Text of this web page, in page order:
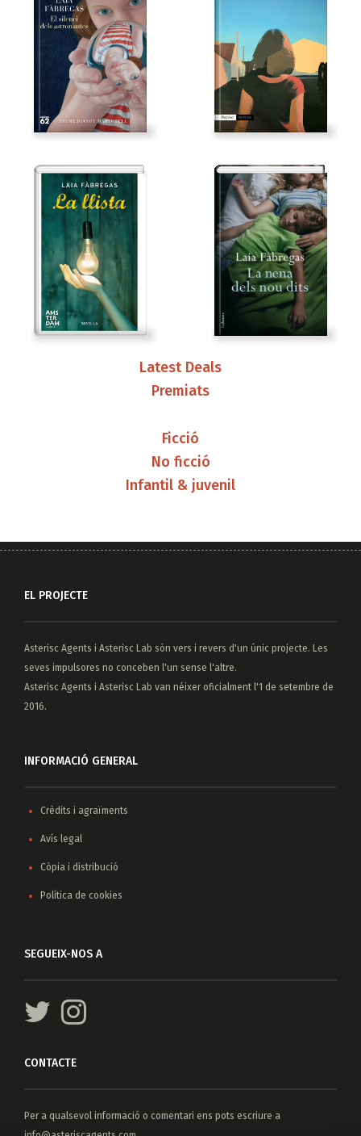
Latest Deals
Premiats
Ficció
No ficció
Infantil & juvenil
EL PROJECTE
Asterisc Agents i Asterisc Lab són vers i revers d'un únic projecte. Les
seves impulsores no conceben l'un sense l'altre.
Asterisc Agents i Asterisc Lab van néixer oficialment l'1 de setembre de
2016.
INFORMACIÓ GENERAL
Crèdits i agraïments
Avís legal
Còpia i distribució
Política de cookies
SEGUEIX-NOS A
CONTACTE
Per a qualsevol informació o comentari ens pots escriure a